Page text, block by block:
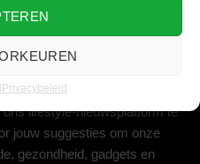
Privacybeleid
lifestyle-nieuwsplatform te
jouw suggesties om onze
gezondheid, gadgets en